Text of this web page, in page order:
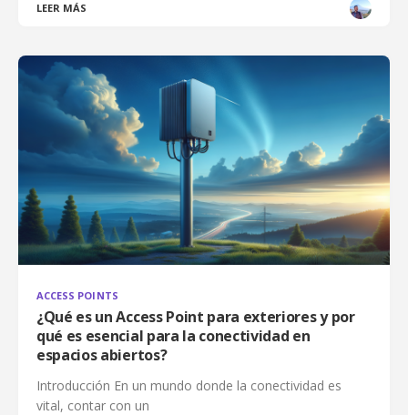
LEER MÁS
ACCESS POINTS
¿Qué es un Access Point para exteriores y por
qué es esencial para la conectividad en
espacios abiertos?
Introducción En un mundo donde la conectividad es
vital, contar con un